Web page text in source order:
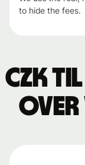
to hide the fees.
CZK
over